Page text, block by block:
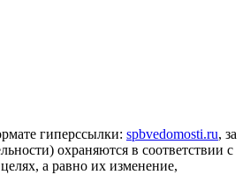
гиперссылки: spbvedomosti.ru, за
охраняются в соответствии с
а равно их изменение,